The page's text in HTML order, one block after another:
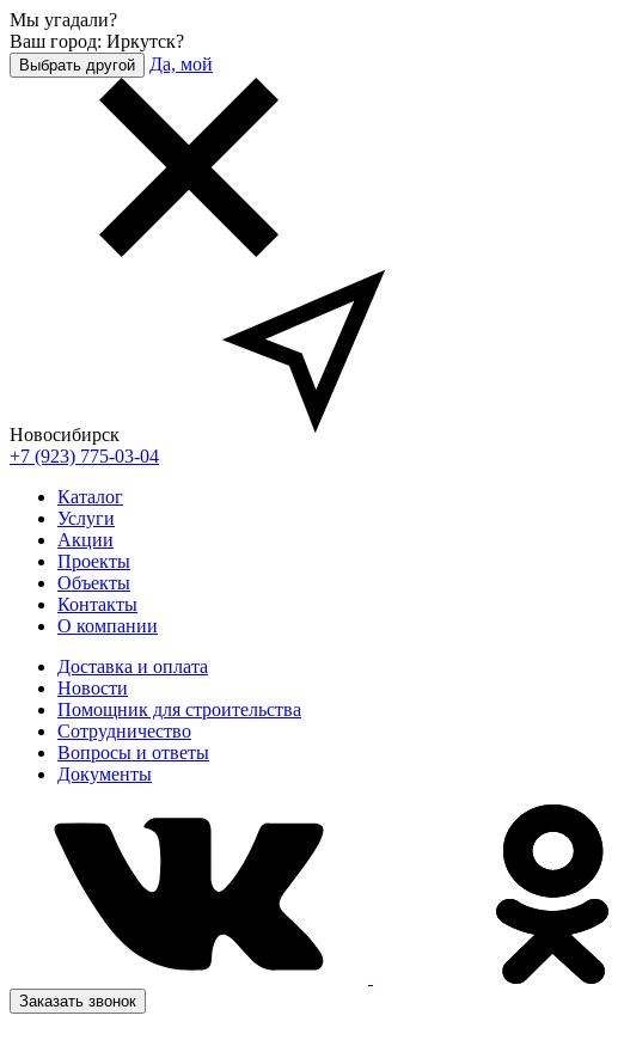
Мы угадали?
Ваш город: Иркутск?
Выбрать другой Да, мой
Новосибирск
+7 (923) 775-03-04
Каталог
Услуги
Акции
Проекты
Объекты
Контакты
О компании
Доставка и оплата
Новости
Помощник для строительства
Сотрудничество
Вопросы и ответы
Документы
Заказать звонок